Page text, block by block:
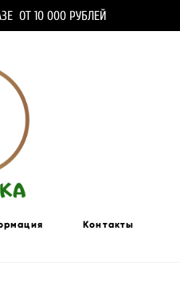
ОТ 10 000 РУБЛЕЙ
Контакты